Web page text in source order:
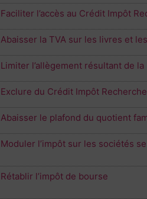
Faciliter l’accès au Crédit Impôt
Abaisser la TVA sur les livres et
Limiter l’allègement résultant de
Exclure du Crédit Impôt
Abaisser le plafond du quotient
Moduler l’impôt sur les sociétés
Rétablir l’impôt de bourse